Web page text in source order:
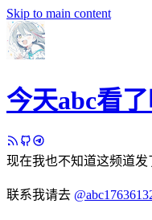
Skip to main content
今天abc看
现在我也不知道这频道
联系我请去